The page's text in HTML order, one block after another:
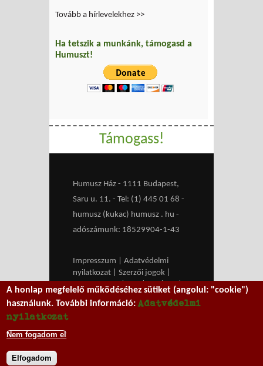
Tovább a hírlevelekhez >>
Ha tetszik a munkánk, támogasd a
Humuszt!
Támogass!
Humusz Ház - 1111 Budapest,
Saru u. 11. - Tel: (1) 445 01 68 -
humusz (kukac) humusz . hu -
adószámunk: 18529904-1-43
Impresszum
Adatvédelmi
nyilatkozat
Szerzői jogok
Médiaajánlat
RSS HU| EN
A honlap megfelelő működéséhez sütiket (angolul: "cookie")
használunk. További információ:Adatvédelmi
nyilatkozat
Nem fogadom el
Elfogadom